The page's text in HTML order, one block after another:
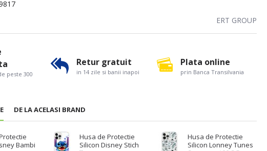
ERT GROUP
DE LA ACELASI BRAND
Bambi
Husa de Protectie
Silicon Disney Stich
Husa de Protectie
Silicon Lonney Tunes
peste 300
Retur gratuit
in 14 zile si banii inapoi
Plata online
prin Banca Transilvania